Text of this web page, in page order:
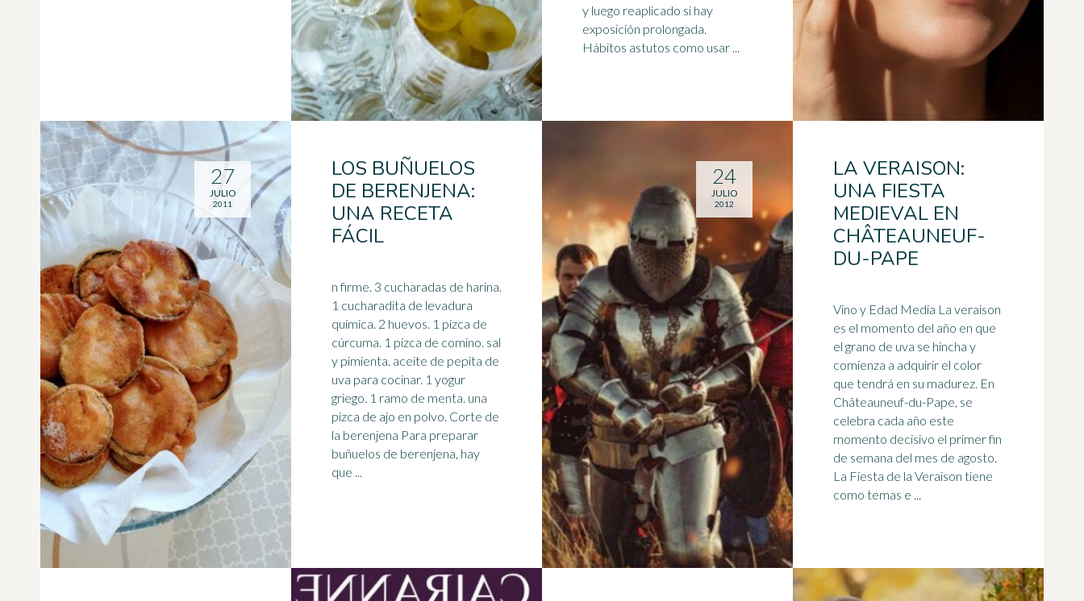
y luego reaplicado si hay
exposición prolongada.
Hábitos astutos como usar ...
LOS BUÑUELOS
DE BERENJENA:
UNA RECETA
FÁCIL
n firme. 3 cucharadas de harina.
1 cucharadita de levadura
química. 2 huevos. 1 pizca de
cúrcuma. 1 pizca de comino. sal
y pimienta. aceite de pepita de
uva para cocinar. 1 yogur
griego. 1 ramo de menta. una
pizca de ajo en polvo. Corte de
la berenjena Para preparar
buñuelos de berenjena, hay
que ...
27
JULIO
2011
LA VERAISON:
UNA FIESTA
MEDIEVAL EN
CHÂTEAUNEUF-
DU-PAPE
Vino y Edad Media La veraison
es el momento del año en que
el grano de uva se hincha y
comienza a adquirir el color
que tendrá en su madurez. En
Châteauneuf-du-Pape, se
celebra cada año este
momento decisivo el primer fin
de semana del mes de agosto.
La Fiesta de la Veraison tiene
como temas e ...
24
JULIO
2012